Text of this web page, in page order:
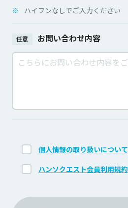
※ ハイフンなしでご入力ください
任意 お問い合わせ内容
個人情報の取り扱いについて
ハンソクエスト会員利用規約